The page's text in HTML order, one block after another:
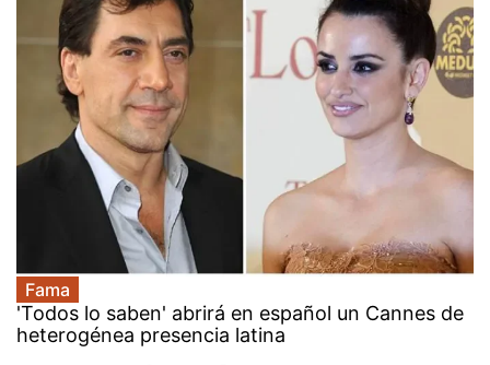
Fama
'Todos lo saben' abrirá en español un Cannes de
heterogénea presencia latina